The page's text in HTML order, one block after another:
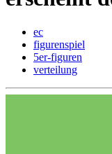
ec
figurenspiel
5er-figuren
verteilung